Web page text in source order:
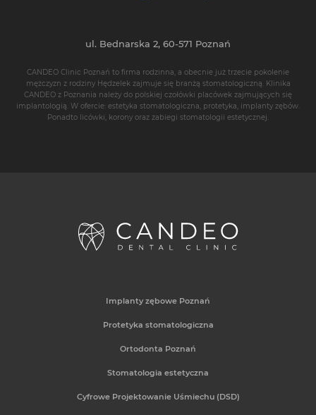
ul. Bednarska 2, 60-571 Poznań
CANDEO Clinic Poznań to firma rodzinna, a obecnie już trzecie pokolenie
mężczyzn z rodziny Hędzelek zajmuje się branżą stomatologiczną. Klinika
CANDEO z Poznania należy do polskiej czołówki placówek zajmujących się
implantologią . W ofercie: estetyka stomatologiczna, protetyka, implanty zębów
Ponadto licówki, korony oraz zabiegi stomatologii estetycznej.
Implanty zębowe Poznań
Protetyka stomatologiczna
Ortodonta Poznań
Stomatologia estetyczna
Cyfrowe Projektowanie Uśmiechu (DSD)